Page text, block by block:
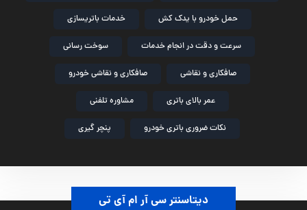
حمل خودرو با یدک کش خدمات باتریسازی
سرعت و دقت در انجام خدمات سوخت رسانی
صافکاری و نقاشی صافکاری و نقاشی خودرو
عمر بالای باتری مشاوره تلفنی
نکات ضروری باتری خودرو پنچر گیری
دیتاسنتر سی آر ام آی تی